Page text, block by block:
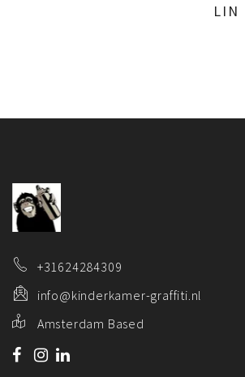
+31624284309
info@kinderkamer-graffiti.nl
Amsterdam Based